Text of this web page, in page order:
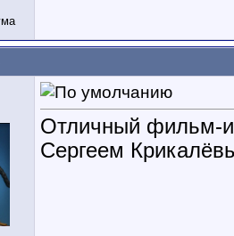
Отличный фильм-
Сергеем